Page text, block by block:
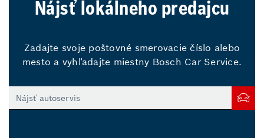
Nájsť lokálneho predajcu
Zadajte svoje poštovné smerovacie číslo alebo
mesto a vyhľadajte miestny Bosch Car Service.